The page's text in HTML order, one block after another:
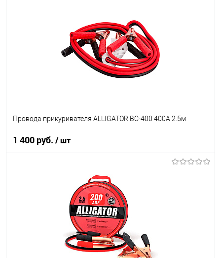
В наличии
Провода прикуривателя ALLIGATOR BC-400 400А 2.5м
1 400 руб. / шт